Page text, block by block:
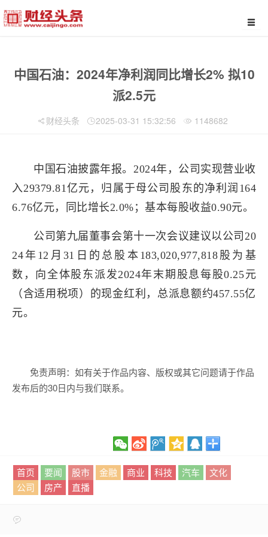
中国石油：2024年净利润同比增长2% 拟10
派2.5元
财经头条 2025-03-31 15:32:56 1148682
中国石油披露年报。2024年，公司实现营业收
入29379.81亿元，归属于母公司股东的净利润164
6.76亿元，同比增长2.0%；基本每股收益0.90元。
公司第九届董事会第十一次会议建议以公司20
24年12月31日的总股本183,020,977,818股为基
数，向全体股东派发2024年末期股息每股0.25元
（含适用税项）的现金红利，总派息额约457.55亿
元。
免责声明：如有关于作品内容、版权或其它问题请于作品
发布后的30日内与我们联系。
首页 要闻 股市 金融 商业 科技 汽车
文化
公司
房产 直播